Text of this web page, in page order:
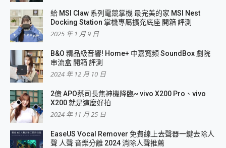
給 MSI Claw 系列電競掌機 最完美的家 MSI Nest
Docking Station 掌機專屬擴充底座 開箱 評測
2025 年 1 月 9 日
B&O 精品級音響! Home+ 中嘉寬頻 SoundBox 劇院
串流盒 開箱 評測
2024 年 12 月 10 日
2億 APO蔡司長焦神機降臨~ vivo X200 Pro、vivo
X200 就是這麼好拍
2024 年 11 月 25 日
EaseUS Vocal Remover 免費線上去聲器一鍵去除人
聲 人聲 音樂分離 2024 消除人聲推薦